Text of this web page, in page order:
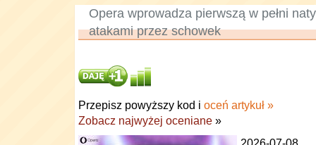
Opera wprowadza pierwszą w pełni
atakami przez schowek
Przepisz powyższy kod i oceń artykuł »
Zobacz najwyżej oceniane »